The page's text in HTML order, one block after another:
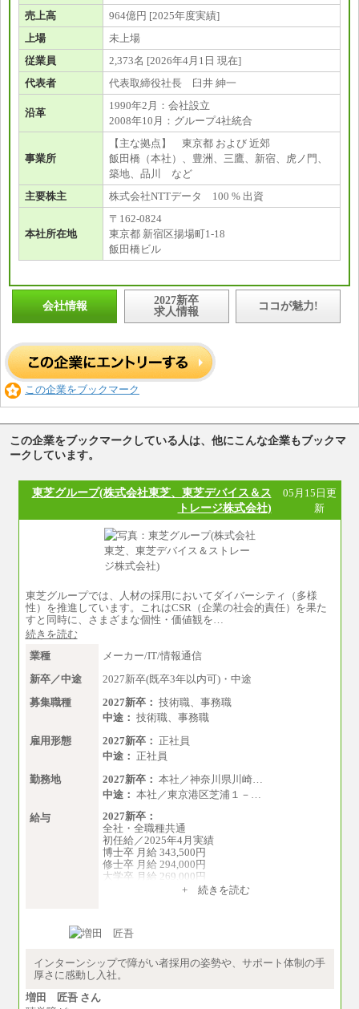
売上高
964億円 [2025年度実績]
上場
未上場
従業員
2,373名 [2026年4月1日 現在]
代表者
代表取締役社長 臼井 紳一
沿革
1990年2月：会社設立
2008年10月：グループ4社統合
事業所
【主な拠点】 東京都 および 近郊
飯田橋（本社）、豊洲、三鷹、新宿、虎ノ門、
築地、品川 など
主要株主
株式会社NTTデータ 100 % 出資
本社所在地
〒162-0824
東京都 新宿区揚場町1-18
飯田橋ビル
会社情報
2027新卒
求人情報
ココが魅力!
この企業をブックマーク
この企業をブックマークしている人は、他にこんな企業もブックマ
ークしています。
東芝グループ(株式会社東芝、東芝デバイス＆ス
トレージ株式会社)
05月15日更
新
東芝グループでは、人材の採用においてダイバーシティ（多様
性）を推進しています。これはCSR（企業の社会的責任）を果た
すと同時に、さまざまな個性・価値観を…
続きを読む
業種
メーカー/IT/情報通信
新卒／中途
2027新卒(既卒3年以内可)・中途
募集職種
2027新卒： 技術職、事務職
中途： 技術職、事務職
雇用形態
2027新卒： 正社員
中途： 正社員
勤務地
2027新卒： 本社／神奈川県川崎…
中途： 本社／東京港区芝浦１－…
給与
2027新卒：
全社・全職種共通
初任給／2025年4月実績
博士卒 月給 343,500円
修士卒 月給 294,000円
大学卒 月給 269,000円
※試用期間の給与に変更はございません
ます。
円
+ 続きを読む
インターンシップで障がい者採用の姿勢や、サポート体制の手
厚さに感動し入社。
増田 匠吾 さん